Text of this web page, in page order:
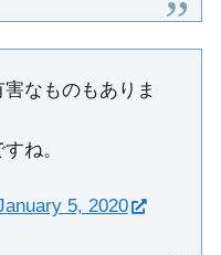
なものもありま
ね。
5, 2020